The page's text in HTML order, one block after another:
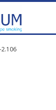
2.106